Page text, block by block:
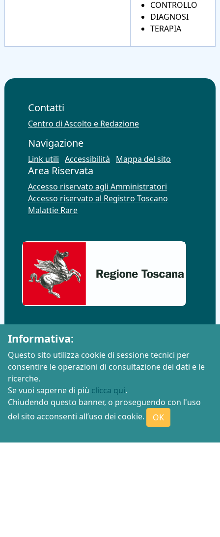
CONTROLLO
DIAGNOSI
TERAPIA
Contatti
Centro di Ascolto e Redazione
Navigazione
Link utili Accessibilità Mappa del sito
Area Riservata
Accesso riservato agli Amministratori
Accesso riservato al Registro Toscano
Malattie Rare
Informativa:
Questo sito utilizza cookie di sessione tecnici per
consentire le operazioni di consultazione dei dati e le
ricerche.
Se vuoi saperne di più clicca qui.
Chiudendo questo banner, o proseguendo con l'uso
del sito acconsenti all’uso dei cookie.
OK